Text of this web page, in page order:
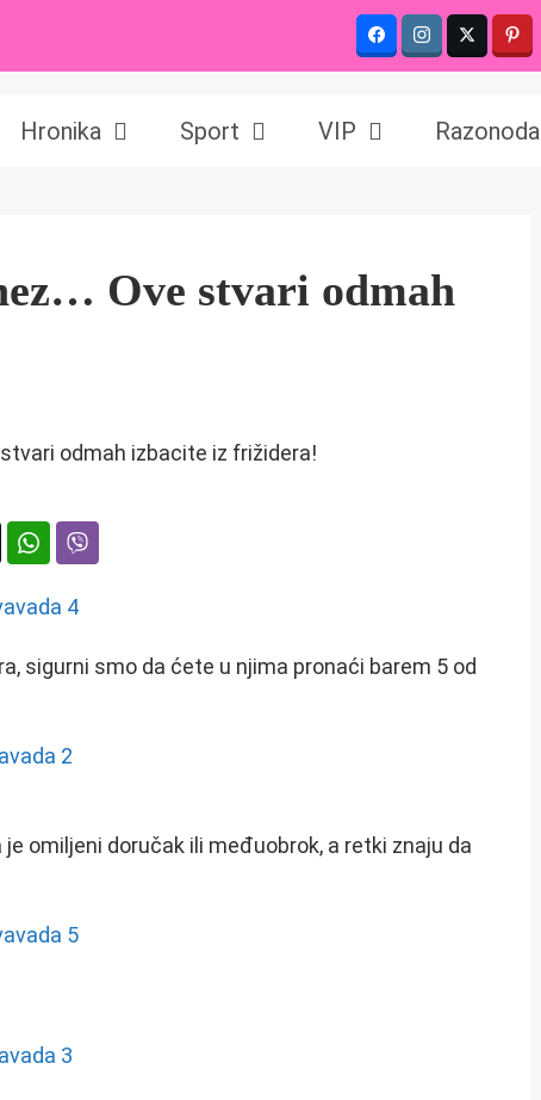
Hronika Sport VIP Razonoda
Ove stvari odmah
sigurni smo da ćete u njima pronaći barem 5 od
omiljeni doručak ili međuobrok, a retki znaju da